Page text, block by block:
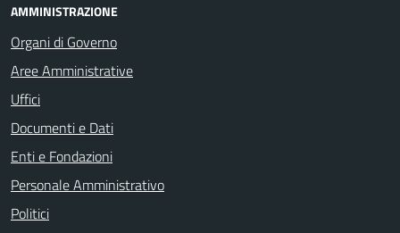
AMMINISTRAZIONE
Organi di Governo
Aree Amministrative
Uffici
Documenti e Dati
Enti e Fondazioni
Personale Amministrativo
Politici